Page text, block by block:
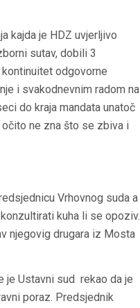
kajda je HDZ uvjerljivo
sutav, dobili 3
odgovorne
i svakodnevnim radom na
do kraja mandata unatoč
ne zna što se zbiva i
Vrhovnog suda a
kuha li se opoziv.
njegovig drugara iz Mosta
je Ustavni sud rekao da je
poraz. Predsjednik